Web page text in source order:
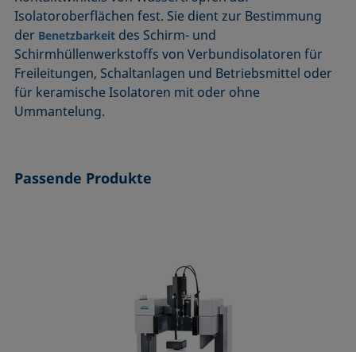
ASTM D7334-08
ASTM D7490-13
ASTM D8597-24
DIN EN14210-03
DIN EN14370-04
ISO 15989
ISO 16672:2020
ISO 19403-1:2022 bis ISO 19403-7:2024
Method 306B
OECD 115-95
Isolatoroberflächen fest. Sie dient zur Bestimmung
der Benetzbarkeit des Schirm- und
Schirmhüllenwerkstoffs von Verbundisolatoren für
Freileitungen, Schaltanlagen und Betriebsmittel oder
für keramische Isolatoren mit oder ohne
Ummantelung.
Passende Produkte